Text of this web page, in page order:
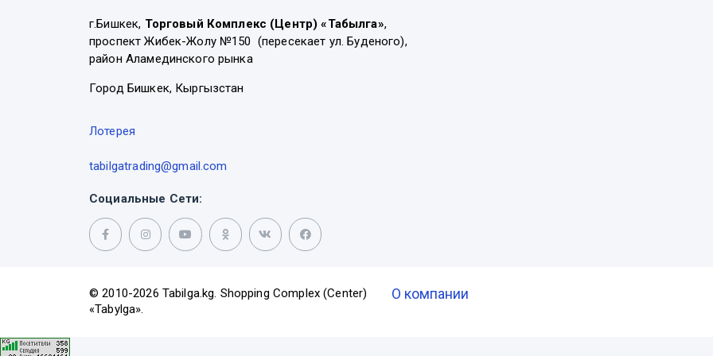
г.Бишкек, Торговый Комплекс (Центр) «Табылга»,
проспект Жибек-Жолу №150 (пересекает ул. Буденого),
район Аламединского рынка
Город Бишкек, Кыргызстан
Лотерея
tabilgatrading@gmail.com
Социальные Сети:
© 2010-2026 Tabilga.kg. Shopping Complex (Center)
«Tabylga».
О компании